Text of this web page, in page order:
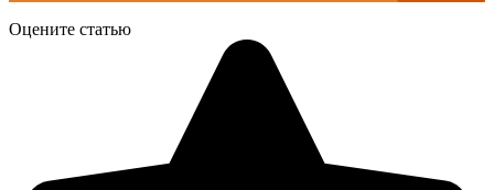
Оцените статью